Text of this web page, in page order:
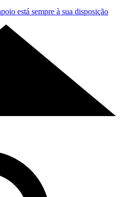
está sempre à sua disposição